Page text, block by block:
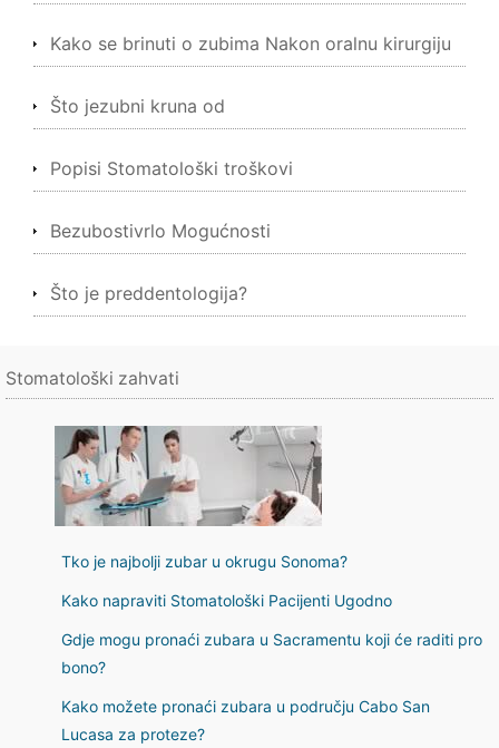
Kako se brinuti o zubima Nakon oralnu kirurgiju
Što jezubni kruna od
Popisi Stomatološki troškovi
Bezubostivrlo Mogućnosti
Što je preddentologija?
Stomatološki zahvati
Tko je najbolji zubar u okrugu Sonoma?
Kako napraviti Stomatološki Pacijenti Ugodno
Gdje mogu pronaći zubara u Sacramentu koji će raditi pro
bono?
Kako možete pronaći zubara u području Cabo San
Lucasa za proteze?